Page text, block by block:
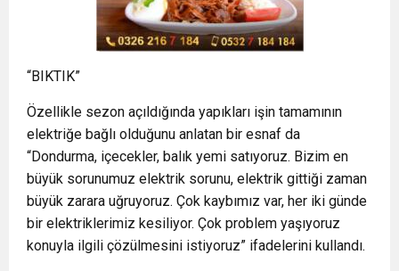
“BIKTIK”
Özellikle sezon açıldığında yapıkları işin tamamının
elektriğe bağlı olduğunu anlatan bir esnaf da
“Dondurma, içecekler, balık yemi satıyoruz. Bizim en
büyük sorunumuz elektrik sorunu, elektrik gittiği zaman
büyük zarara uğruyoruz. Çok kaybımız var, her iki günde
bir elektriklerimiz kesiliyor. Çok problem yaşıyoruz
konuyla ilgili çözülmesini istiyoruz” ifadelerini kullandı.